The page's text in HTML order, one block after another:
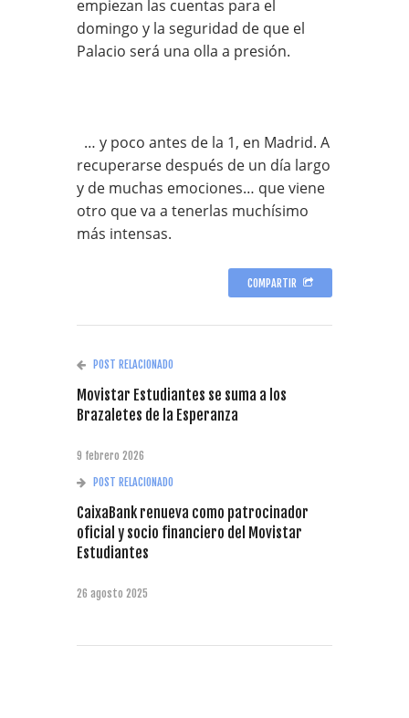
empiezan las cuentas para el
domingo y la seguridad de que el
Palacio será una olla a presión.
… y poco antes de la 1, en Madrid. A
recuperarse después de un día largo
y de muchas emociones… que viene
otro que va a tenerlas muchísimo
más intensas.
COMPARTIR
POST RELACIONADO
Movistar Estudiantes se suma a los
Brazaletes de la Esperanza
9 febrero 2026
POST RELACIONADO
CaixaBank renueva como patrocinador
oficial y socio financiero del Movistar
Estudiantes
26 agosto 2025